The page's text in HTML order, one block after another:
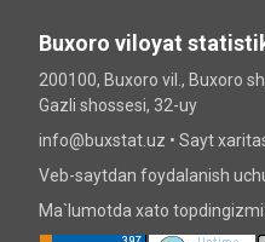
Buxoro viloyat
200100, Buxoro vil., Buxoro
Gazli shossesi, 32-uy
info@buxstat.uz • Sayt
Veb-saytdan foydalanish
Ma`lumotda xato